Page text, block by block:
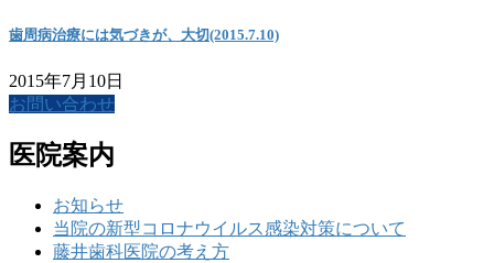
歯周病治療には気づきが、大切(2015.7.10)
2015年7月10日
お問い合わせ
医院案内
お知らせ
当院の新型コロナウイルス感染対策について
藤井歯科医院の考え方